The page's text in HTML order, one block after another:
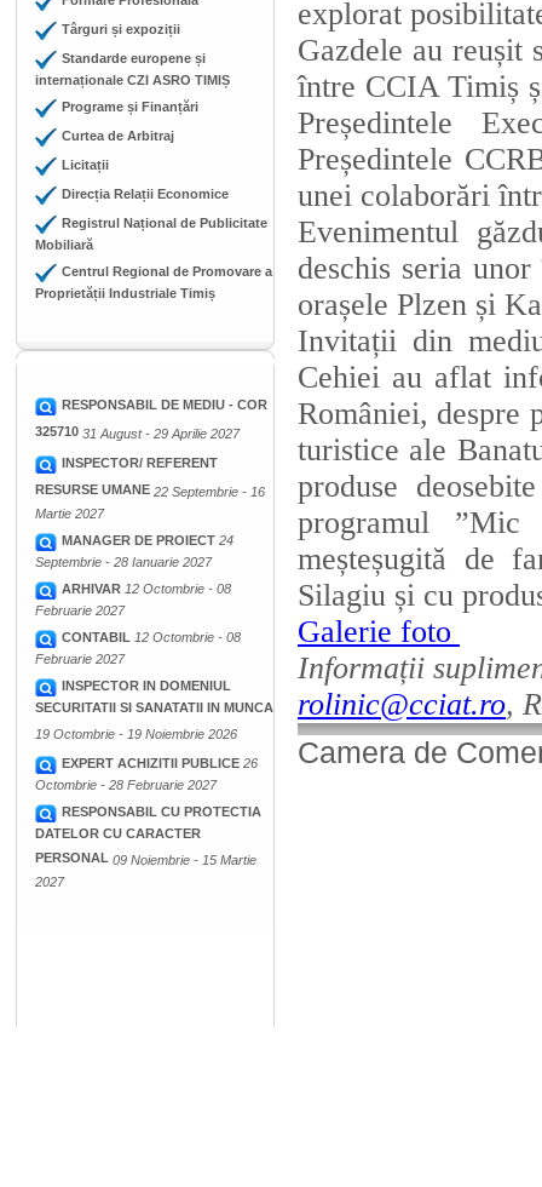
Târguri și expoziții
Standarde europene și
internaționale CZI ASRO TIMIȘ
Programe și Finanțări
Curtea de Arbitraj
Licitații
Direcția Relații Economice
Registrul Național de Publicitate
Mobiliară
Centrul Regional de Promovare a
Proprietății Industriale Timiș
RESPONSABIL DE MEDIU - COR
325710 31 August - 29 Aprilie 2027
INSPECTOR/ REFERENT
RESURSE UMANE 22 Septembrie - 16
Martie 2027
MANAGER DE PROIECT 24
Septembrie - 28 Ianuarie 2027
ARHIVAR 12 Octombrie - 08
Februarie 2027
CONTABIL 12 Octombrie - 08
Februarie 2027
INSPECTOR IN DOMENIUL
SECURITATII SI SANATATII IN MUNCA
19 Octombrie - 19 Noiembrie 2026
EXPERT ACHIZITII PUBLICE 26
Octombrie - 28 Februarie 2027
RESPONSABIL CU PROTECTIA
DATELOR CU CARACTER
PERSONAL 09 Noiembrie - 15 Martie
2027
explorat
Gazdele au
între CCIA Timiș
Președintele
Președintele
unei colaborări
Evenimentul
deschis seria
orașele Plzen și
Invitații din
Cehiei au aflat
României, despre
turistice ale
produse
programul
meșteșugită de
Silagiu și cu
Galerie foto
Informații
rolinic@cciat.ro,
Camera de